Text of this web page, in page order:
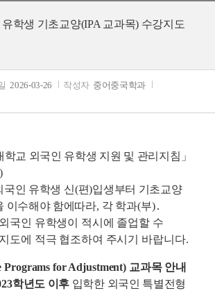
학생 기초교양(IPA 교과목) 수강지도
2026-03-26 작성자 중어중국학과
학교 외국인 유학생 지원 및 관리지침 」
)
국인 유학생 신(편)입생부터 기초교양
이수해야 함에따라, 각 학과(부)․
국인 유학생이 적시에 졸업할 수
도에 적극 협조하여 주시기 바랍니다.
Programs for Adjustment) 교과목 안내
학년도 이후 입학한 외국인 특별전형